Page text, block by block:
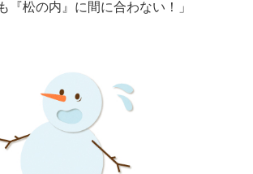
『松の内』に間に合わない！」